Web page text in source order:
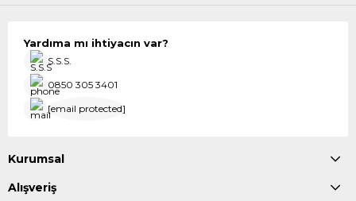
Yardıma mı ihtiyacın var?
S.S.S.
0850 305 3401
[email protected]
Kurumsal
Alışveriş